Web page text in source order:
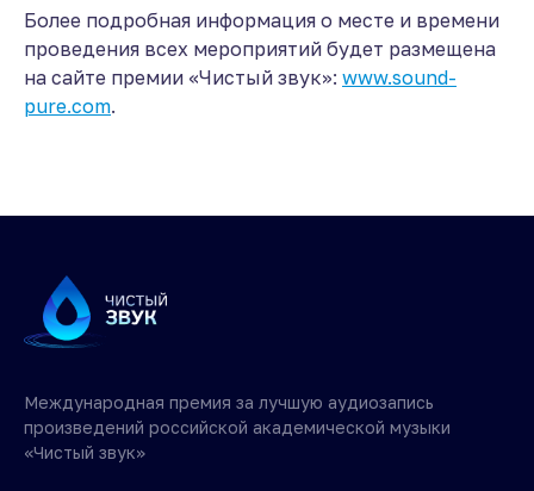
Более подробная информация о месте и времени
проведения всех мероприятий будет размещена
на сайте премии «Чистый звук»: www.sound-
pure.com.
Международная премия за лучшую аудиозапись
произведений российской академической музыки
«Чистый звук»